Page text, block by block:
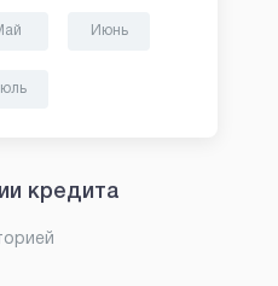
Июнь
кредита